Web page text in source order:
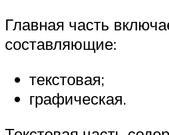
Главная часть
составляющие:
текстовая;
графическая.